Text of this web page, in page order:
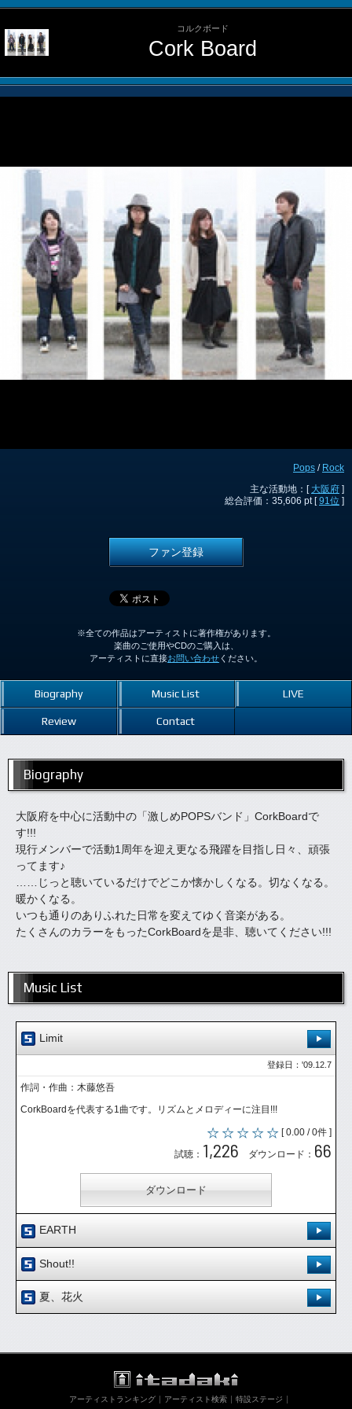
コルクボード
Cork Board
Pops / Rock
主な活動地：[ 大阪府 ]
総合評価：35,606 pt [91位 ]
ファン登録
※全ての作品はアーティストに著作権があります。
楽曲のご使用やCDのご購入は、
アーティストに直接お問い合わせ ください。
Biography Music List LIVE
Review Contact
Biography
大阪府を中心に活動中の「激しめPOPSバンド」CorkBoardで
す!!!
現行メンバーで活動1周年を迎え更なる飛躍を目指し日々、頑張
ってます♪
……じっと聴いているだけでどこか懐かしくなる。切なくなる。
暖かくなる。
いつも通りのありふれた日常を変えてゆく音楽がある。
たくさんのカラーをもったCorkBoardを是非、聴いてください!!!
Music List
Limit
登録日：'09.12.7
作詞・作曲：木藤悠吾
CorkBoardを代表する1曲です。リズムとメロディーに注目!!!
[ 0.00 / 0件 ]
試聴： 1,226 ダウンロード： 66
ダウンロード
EARTH
登録日：'09.12.9
作詞・作曲：木藤悠吾
CorkBoardの社会へのメッセージソング。必聴!!!
ダウンロード
Shout!!
登録日：'11.3.28
作詞・作曲：木藤悠吾
[ 5.00 /1件]
試聴：899
夏、花火
ダウンロード
アーティストランキング アーティスト検索 特設ステージ